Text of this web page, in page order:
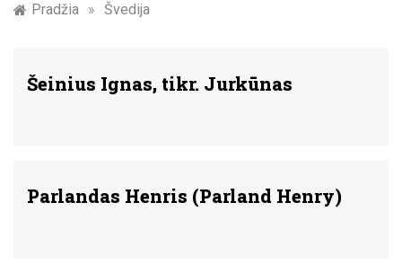
Pradžia » Švedija
Šeinius Ignas, tikr. Jurkūnas
Parlandas Henris (Parland Henry)